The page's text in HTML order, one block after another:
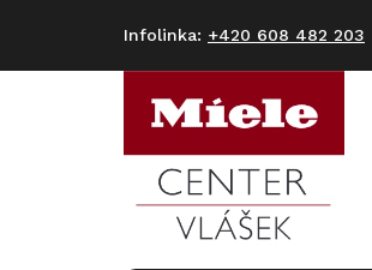
+420 608 482 203